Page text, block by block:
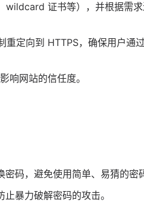
wildcard 证书等），并根据需
重定向到 HTTPS，确保用户通
响网站的信任度。
码，避免使用简单、易猜的密
暴力破解密码的攻击。